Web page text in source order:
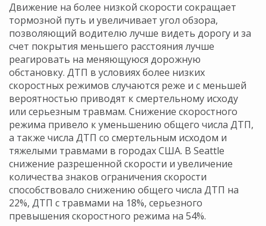
Движение на более низкой скорости сокращает
тормозной путь и увеличивает угол обзора,
позволяющий водителю лучше видеть дорогу и за
счет покрытия меньшего расстояния лучше
реагировать на меняющуюся дорожную
обстановку. ДТП в условиях более низких
скоростных режимов случаются реже и с меньшей
вероятностью приводят к смертельному исходу
или серьезным травмам. Снижение скоростного
режима привело к уменьшению общего числа ДТП,
а также числа ДТП со смертельным исходом и
тяжелыми травмами в городах США. В Seattle
снижение разрешенной скорости и увеличение
количества знаков ограничения скорости
способствовало снижению общего числа ДТП на
22%, ДТП с травмами на 18%, серьезного
превышения скоростного режима на 54%.